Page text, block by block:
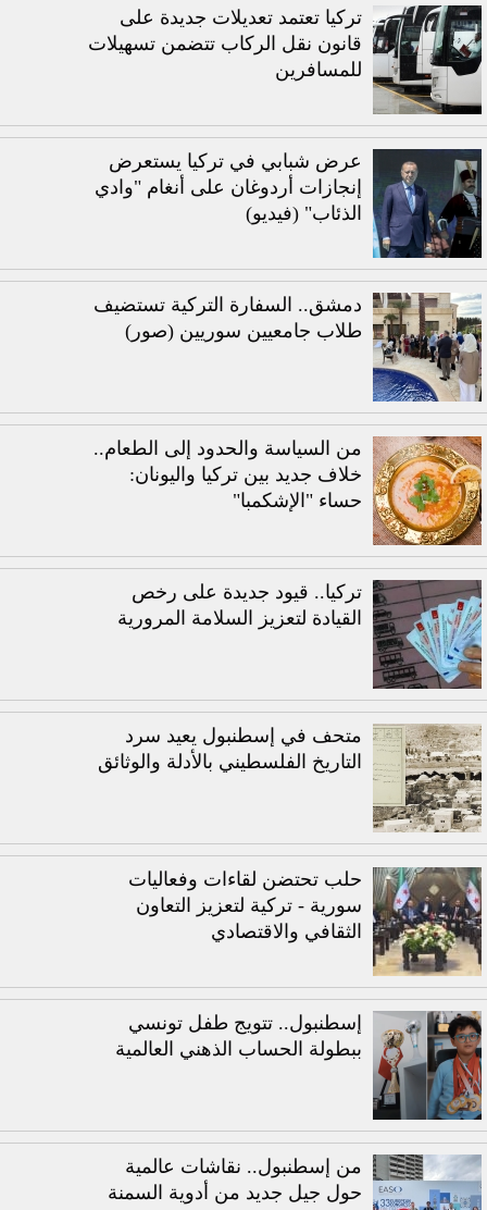
تركيا تعتمد تعديلات جديدة على
قانون نقل الركاب تتضمن تسهيلات
للمسافرين
عرض شبابي في تركيا يستعرض
إنجازات أردوغان على أنغام "وادي
الذئاب" (فيديو)
دمشق.. السفارة التركية تستضيف
طلاب جامعيين سوريين (صور)
من السياسة والحدود إلى الطعام..
خلاف جديد بين تركيا واليونان:
حساء "الإشكمبا"
تركيا.. قيود جديدة على رخص
القيادة لتعزيز السلامة المرورية
متحف في إسطنبول يعيد سرد
التاريخ الفلسطيني بالأدلة والوثائق
حلب تحتضن لقاءات وفعاليات
سورية - تركية لتعزيز التعاون
الثقافي والاقتصادي
إسطنبول.. تتويج طفل تونسي
ببطولة الحساب الذهني العالمية
من إسطنبول.. نقاشات عالمية
حول جيل جديد من أدوية السمنة